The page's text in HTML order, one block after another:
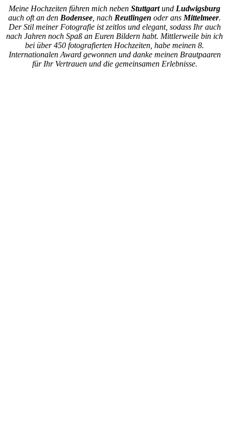
Meine Hochzeiten führen mich neben Stuttgartund Ludwigsburg
auch oft an den Bodensee , nach Reutlingen oder ans Mittelmeer.
Der Stil meiner Fotografie ist zeitlos und elegant, sodass Ihr auch
nach Jahren noch Spaß an Euren Bildern habt. Mittlerweile bin ich
bei über 450 fotografierten Hochzeiten, habe meinen 8.
Internationalen Award gewonnen und danke meinen Brautpaaren
für Ihr Vertrauen und die gemeinsamen Erlebnisse.